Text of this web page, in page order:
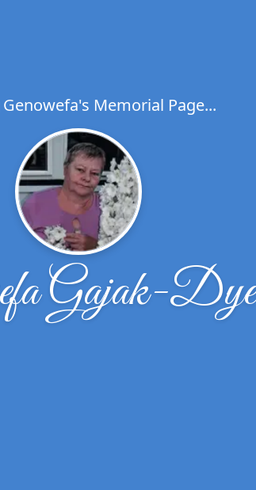
Memorial Page...
Gajak-